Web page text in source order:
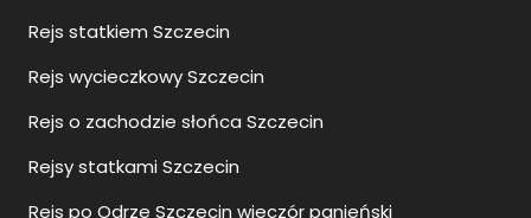
Rejs statkiem Szczecin
Rejs wycieczkowy Szczecin
Rejs o zachodzie słońca Szczecin
Rejsy statkami Szczecin
Rejs po Odrze Szczecin wieczór panieński